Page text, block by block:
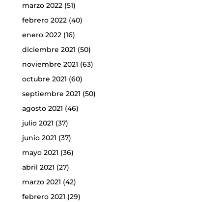
marzo 2022(51)
febrero 2022(40)
enero 2022(16)
diciembre 2021 (50)
noviembre 2021 (63)
octubre 2021 (60)
septiembre 2021 (50)
agosto 2021 (46)
julio 2021 (37)
junio 2021 (37)
mayo 2021 (36)
abril 2021 (27)
marzo 2021 (42)
febrero 2021 (29)